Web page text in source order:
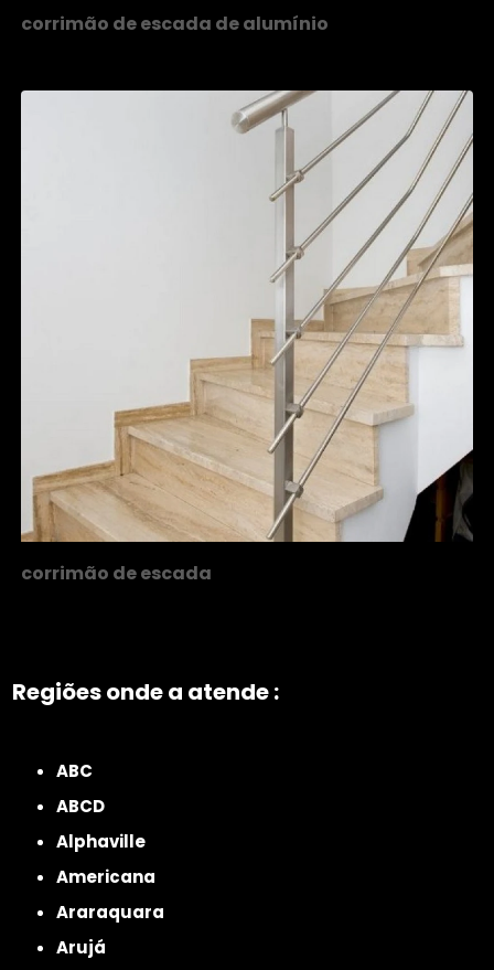
corrimão de escada de alumínio
corrimão de escada
Regiões onde a atende :
ABC
ABCD
Alphaville
Americana
Araraquara
Arujá